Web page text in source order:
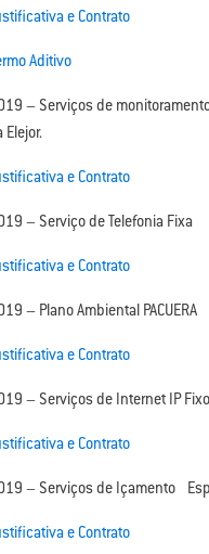
e Contrato
Aditivo
– Serviços de
e Contrato
– Serviço de Telefonia Fixa
e Contrato
– Plano Ambiental PACUERA
e Contrato
– Serviços de Internet IP Fixo
e Contrato
– Serviços de Içamento
e Contrato